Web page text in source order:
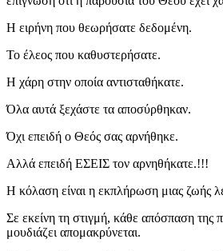
Η ειρήνη που θεωρήσατε δεδομένη.
Το έλεος που καθυστερήσατε.
Η χάρη στην οποία αντισταθήκατε.
Όλα αυτά ξεχάστε τα αποσύρθηκαν.
Όχι επειδή ο Θεός σας αρνήθηκε.
Αλλά επειδή ΕΣΕΙΣ τον αρνηθήκατε.!!!
Η κόλαση είναι η εκπλήρωση μιας ζωής
Σε εκείνη τη στιγμή, κάθε απόσπαση της
μουδιάζει απομακρύνεται.